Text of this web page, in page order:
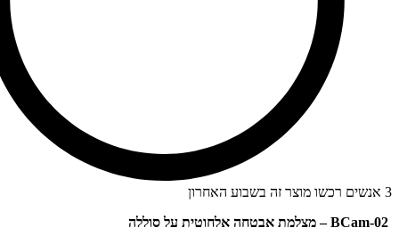
3 אנשים רכשו מוצר זה בשבוע האחרון
– מצלמת אבטחה אלחוטית על סוללה